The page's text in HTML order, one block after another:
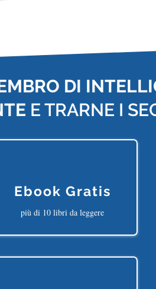
DI
E TRARNE I
Ebook Gratis
più di 10 libri da leggere